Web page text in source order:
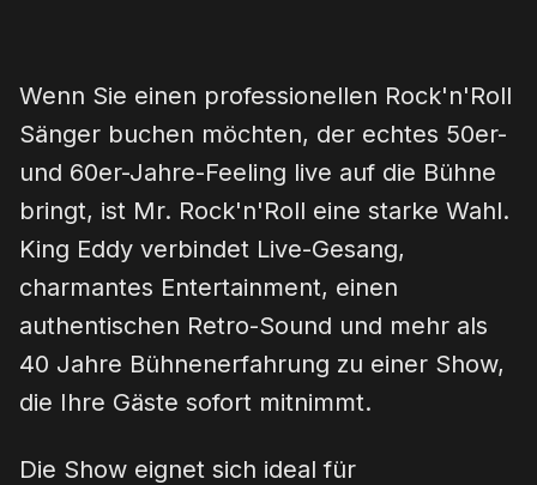
Wenn Sie einen professionellen Rock'n'Roll
Sänger buchen möchten, der echtes 50er-
und 60er-Jahre-Feeling live auf die Bühne
bringt, ist Mr. Rock'n'Roll eine starke Wahl.
King Eddy verbindet Live-Gesang,
charmantes Entertainment, einen
authentischen Retro-Sound und mehr als
40 Jahre Bühnenerfahrung zu einer Show,
die Ihre Gäste sofort mitnimmt.
Die Show eignet sich ideal für